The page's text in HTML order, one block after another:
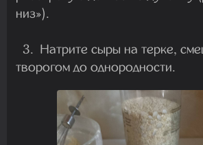
низ»).
3. Натрите сыры на терке,
творогом до однородности.